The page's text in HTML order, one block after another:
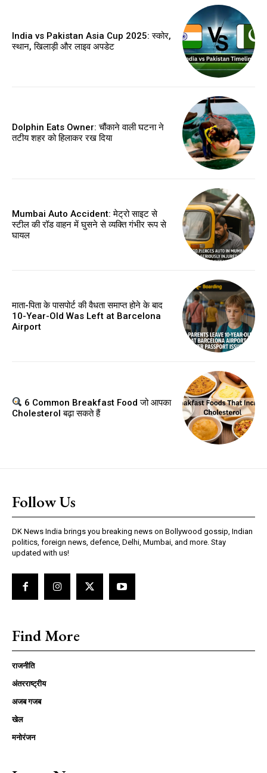
India vs Pakistan Asia Cup 2025: स्कोर,
स्थान, खिलाड़ी और लाइव अपडेट
Dolphin Eats Owner: चौंकाने वाली घटना ने
तटीय शहर को हिलाकर रख दिया
Mumbai Auto Accident: मेट्रो साइट से
स्टील की रॉड वाहन में घुसने से व्यक्ति गंभीर रूप से
घायल
माता-पिता के पासपोर्ट की वैधता समाप्त होने के बाद
10-Year-Old Was Left at Barcelona
Airport
6 Common Breakfast Food जो आपका
Cholesterol बढ़ा सकते हैं
Follow Us
DK News India brings you breaking news on Bollywood gossip, Indian
politics, foreign news, defence, Delhi, Mumbai, and more. Stay
updated with us!
Find More
राजनीति
अंतरराष्ट्रीय
अजब गजब
खेल
मनोरंजन